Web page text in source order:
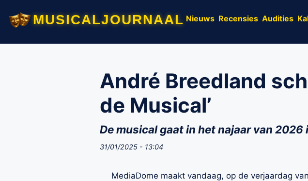
musicaljournaal Nieuws Recensies Audities
André Breedland
de Musical’
De musical gaat in het najaar van 2026
31/01/2025 - 13:04
MediaDome maakt vandaag, op de verjaardag